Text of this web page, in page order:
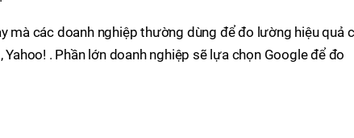
mà các doanh nghiệp thường dùng để đo lường hiệu quả
. Phần lớn doanh nghiệp sẽ lựa chọn Google để đo